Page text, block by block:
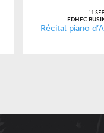
11
EDHEC
Récital piano